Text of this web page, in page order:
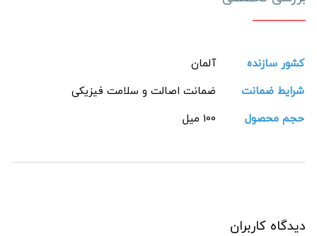
کشور سازنده
آلمان
شرایط ضمانت
ضمانت اصالت و سلامت فیزیکی
حجم محصول
100 میل
دیدگاه کاربران